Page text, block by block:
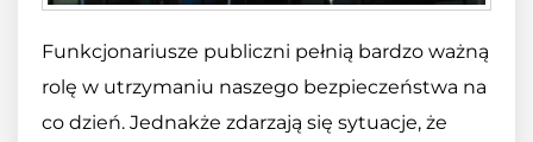
Funkcjonariusze publiczni pełnią bardzo ważną
rolę w utrzymaniu naszego bezpieczeństwa na
co dzień. Jednakże zdarzają się sytuacje, że